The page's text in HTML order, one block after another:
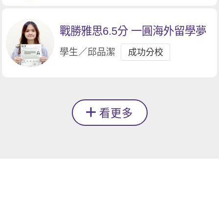
戰勝雅思6.5分 一圓海外留學夢
學生／邱品潔 成功分校
看更多